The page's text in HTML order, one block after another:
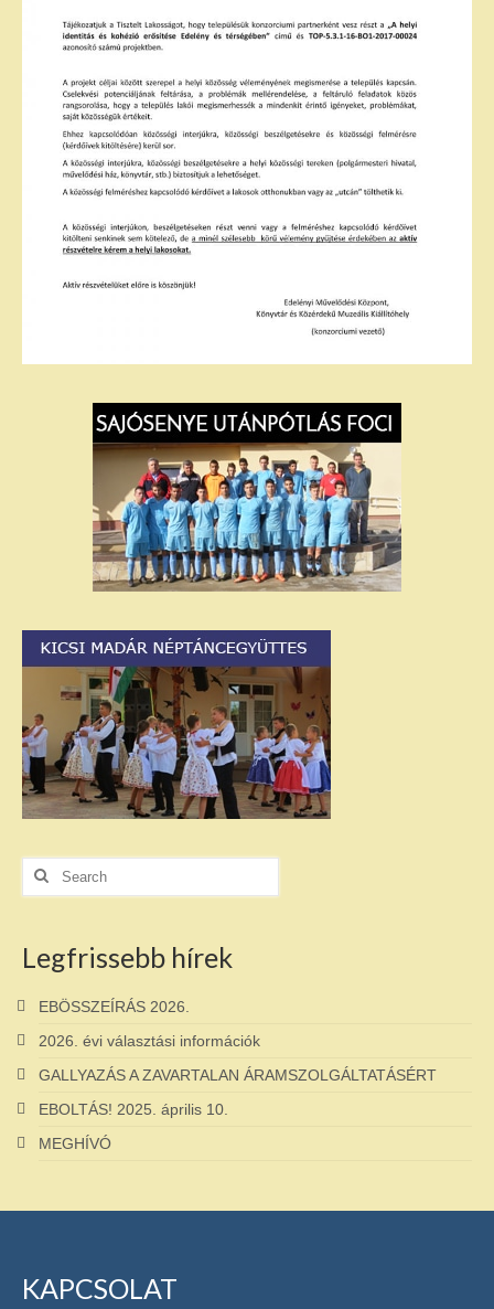
Search
Legfrissebb hírek
EBÖSSZEÍRÁS 2026.
2026. évi választási információk
GALLYAZÁS A ZAVARTALAN ÁRAMSZOLGÁLTATÁSÉRT
EBOLTÁS! 2025. április 10.
MEGHÍVÓ
KAPCSOLAT